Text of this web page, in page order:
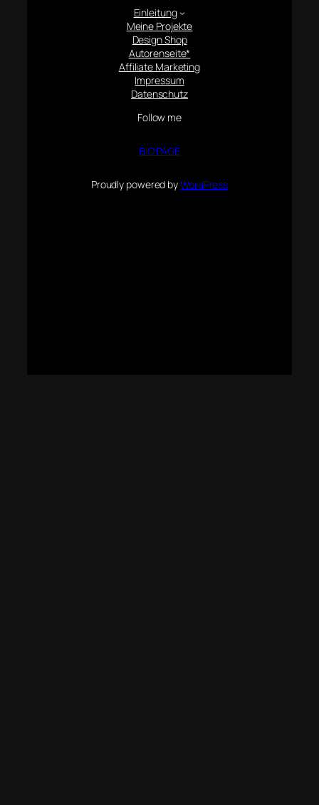
Einleitung
Meine Projekte
Design Shop
Autorenseite*
Affiliate Marketing
Impressum
Datenschutz
Follow me
BIO PAGE
Proudly powered byWordPress